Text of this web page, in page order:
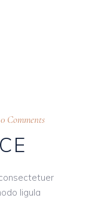
0 Comments
ligula